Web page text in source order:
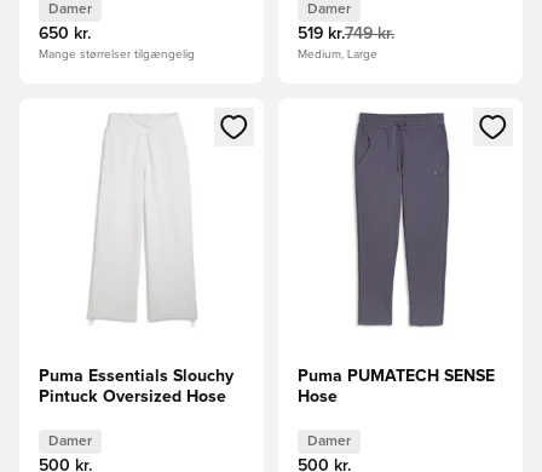
Damer
650 kr.
Mange størrelser tilgængelig
Damer
519 kr.749 kr.
Medium, Large
Åbner en Modal til at logge ind eller tilmelde dig som
Puma Essentials Slouchy
Pintuck Oversized Hose
Damer
500 kr.
Åbner en Modal til at logge
Puma PUMATECH SENSE
Hose
Damer
500 kr.